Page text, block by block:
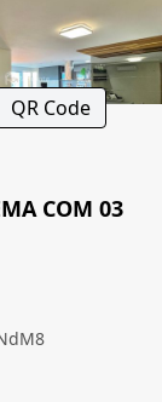
QR Code
COM 03